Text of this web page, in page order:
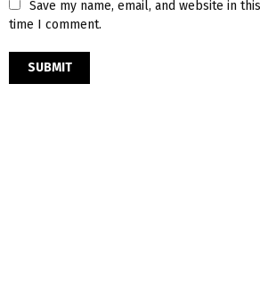
Save my name, email, and website in
time I comment.